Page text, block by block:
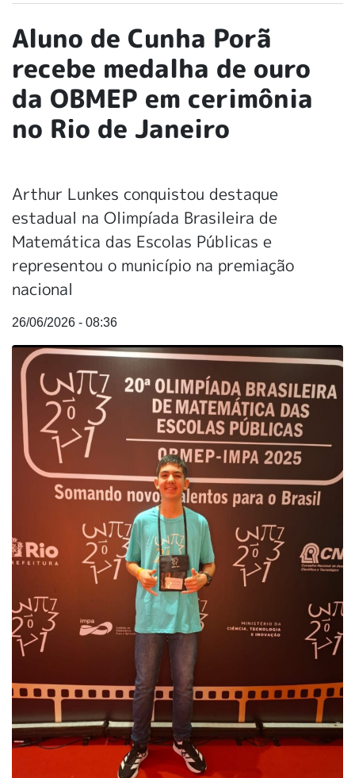
Aluno de Cunha Porã
recebe medalha de ouro
da OBMEP em cerimônia
no Rio de Janeiro
Arthur Lunkes conquistou destaque
estadual na Olimpíada Brasileira de
Matemática das Escolas Públicas e
representou o município na premiação
nacional
26/06/2026 - 08:36